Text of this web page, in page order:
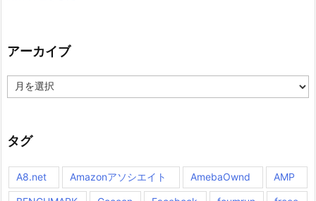
アーカイブ
ー
ブ
タグ
A8.net Amazonアソシエイト AmebaOwnd AMP